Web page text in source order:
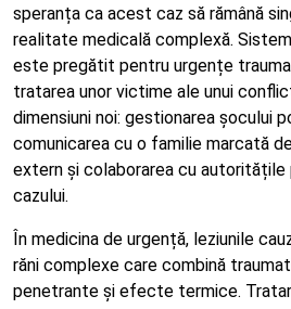
speranța ca acest caz să rămână
realitate medicală complexă.
este pregătit pentru urgențe
tratarea unor victime ale unui
dimensiuni noi: gestionarea șocului
comunicarea cu o familie marcată
extern și colaborarea cu
cazului.
În medicina de urgență, leziunile
răni complexe care combină
penetrante și efecte termice.